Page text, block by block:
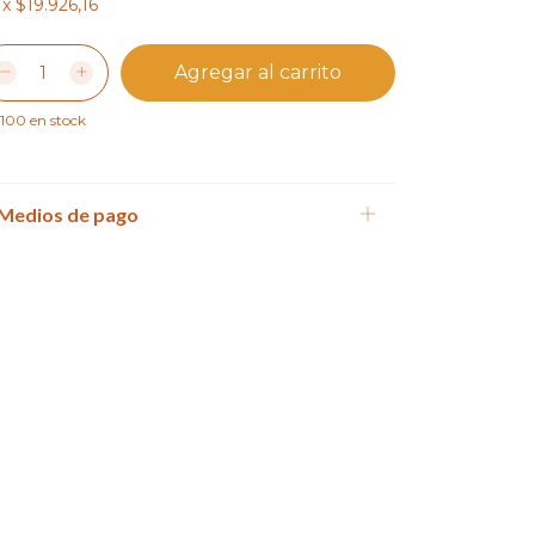
x $19.926,16
100 en stock
de pago